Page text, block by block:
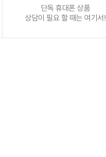
단독 휴대폰 상품
상담이 필요 할 때는 여기서!